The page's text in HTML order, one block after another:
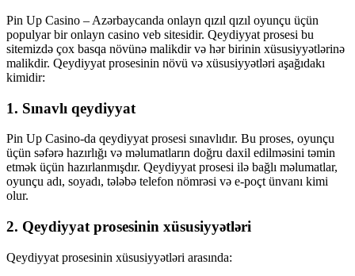
Pin Up Casino – Azərbaycanda onlayn qızıl qızıl oyunçu üçün
populyar bir onlayn casino veb sitesidir. Qeydiyyat prosesi bu
sitemizdə çox basqa növünə malikdir və hər birinin xüsusiyyətlərinə
malikdir. Qeydiyyat prosesinin növü və xüsusiyyətləri aşağıdakı
kimidir:
1. Sınavlı qeydiyyat
Pin Up Casino-da qeydiyyat prosesi sınavlıdır. Bu proses, oyunçu
üçün səfərə hazırlığı və məlumatların doğru daxil edilməsini təmin
etmək üçün hazırlanmışdır. Qeydiyyat prosesi ilə bağlı məlumatlar,
oyunçu adı, soyadı, tələbə telefon nömrəsi və e-poçt ünvanı kimi
olur.
2. Qeydiyyat prosesinin xüsusiyyətləri
Qeydiyyat prosesinin xüsusiyyətləri arasında: